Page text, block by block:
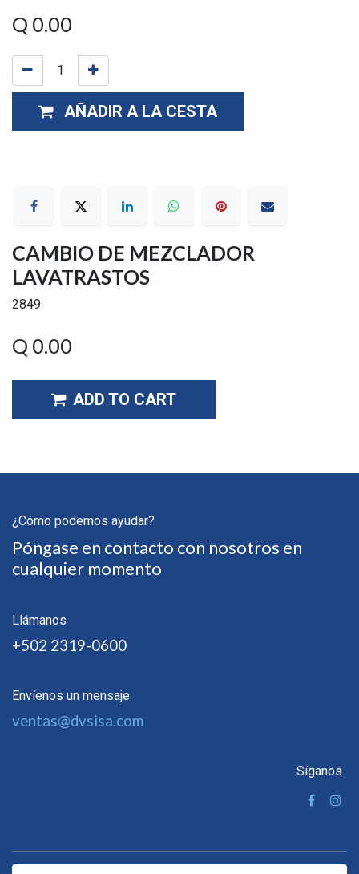
Q 0.00
AÑADIR A LA CESTA
CAMBIO DE MEZCLADOR
LAVATRASTOS
2849
Q 0.00
ADD TO CART
¿Cómo podemos ayudar?
Póngase en contacto con nosotros en
cualquier momento
Llámanos
+502 2319-0600
Envíenos un mensaje
ventas@dvsisa.com
Síganos